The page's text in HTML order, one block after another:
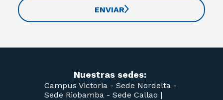
ENVIAR
Nuestras sedes:
Campus Victoria - Sede Nordelta -
Sede Riobamba - Sede Callao |